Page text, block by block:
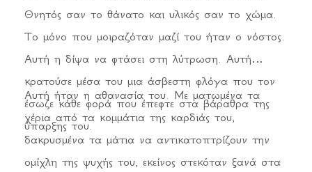
Θνητός σαν το θάνατο και υλικός σαν το χώμα.
Το μόνο που μοιραζόταν μαζί του ήταν ο νόστος.
Αυτή η δίψα να φτάσει στη λύτρωση. Αυτή
κρατούσε μέσα του μια άσβεστη φλόγα που τον
έσωζε κάθε φορά που έπεφτε στα βάραθρα της
ύπαρξης του.
Αυτή ήταν η αθανασία του. Με ματωμένα τα
χέρια από τα κομμάτια της καρδιάς του,
δακρυσμένα τα μάτια να αντικατοπτρίζουν την
ομίχλη της ψυχής του, εκείνος στεκόταν ξανά στα